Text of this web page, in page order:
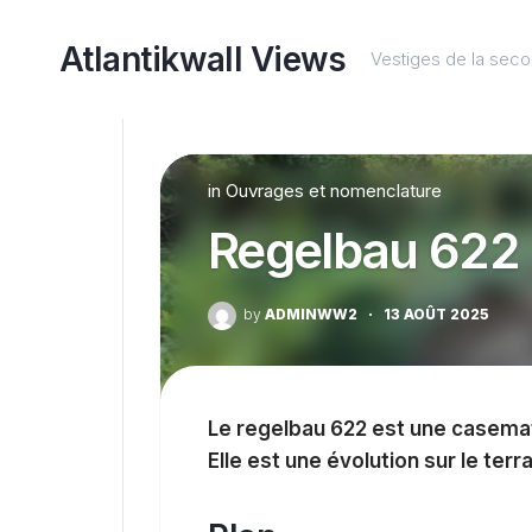
contentAtlantikwall Views Vestiges de la
in Ouvrages et nomenclature
Regelbau 622
by ADMINWW2 · 13 AOÛT 2025
Le regelbau 622 est une
Elle est une évolution sur le